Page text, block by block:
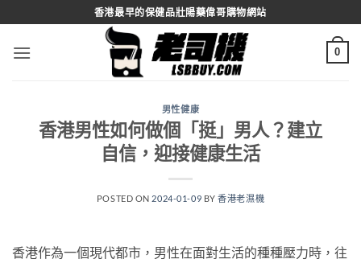
to
content
香港最早的保健品壯陽藥偉哥購物網站
0
男性健康
香港男性如何做個「挺」男人？建立
自信，迎接健康生活
POSTED ON 2024-01-09 BY香港老濕機
香港作為一個現代都市，男性在面對生活的種種壓力時，往